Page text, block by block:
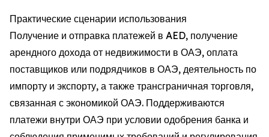
Практические сценарии использования
Получение и отправка платежей в AED, получение
арендного дохода от недвижимости в ОАЭ, оплата
поставщиков или подрядчиков в ОАЭ, деятельность по
импорту и экспорту, а также трансграничная торговля,
связанная с экономикой ОАЭ. Поддерживаются
платежи внутри ОАЭ при условии одобрения банка и